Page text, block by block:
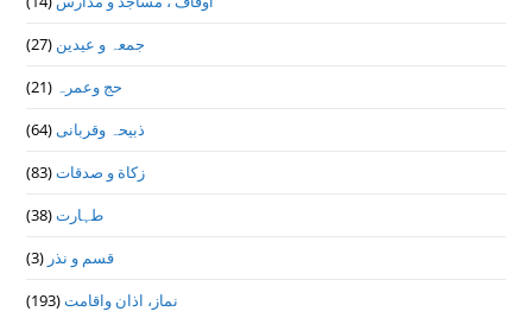
جمعہ و عیدین (27)
حج وعمرہ (21)
ذبیحہ وقربانی(64)
زکاة و صدقات(83)
طہارت(38)
قسم و نذر (3)
نماز، اذان واقامت(193)